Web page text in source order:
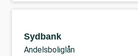
Sydbank
Andelsboliglån